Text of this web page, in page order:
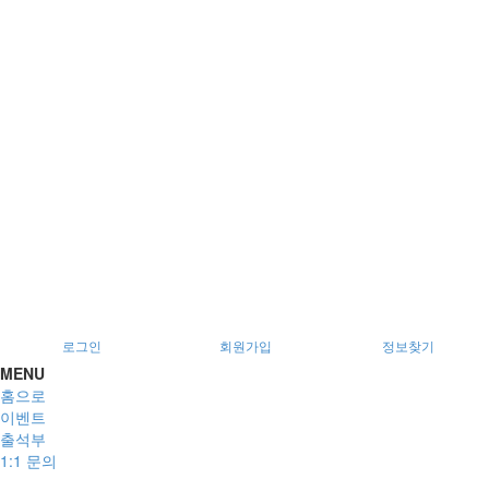
로그인 회원가입 정보찾기
MENU
홈으로
이벤트
출석부
1:1 문의